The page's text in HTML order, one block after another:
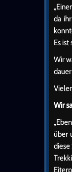
da
Es
Wir
Wir
über
diese